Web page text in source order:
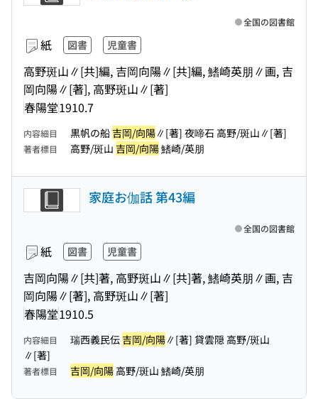
紙 図書 児童書
高野斑山∥[共]編, 吉岡向陽∥[共]編, 鰭崎英朋∥画, 吉
岡向陽∥[著], 高野斑山∥[著]
春陽堂1910.7
全国の図書館
内容細目 黒帆の船吉岡/向陽∥[著] 夜啼石 高野/斑山∥[著]
著者標目 高野/斑山 吉岡/向陽鰭崎/英朋
家庭お伽話 第43編
紙 図書 児童書
吉岡向陽∥[共]著, 高野斑山∥[共]著, 鰭崎英朋∥画, 吉
岡向陽∥[著], 高野斑山∥[著]
春陽堂1910.5
全国の図書館
内容細目 瑞西義民伝吉岡/向陽∥[著] 貸雲隠 高野/斑山
∥[著]
著者標目 吉岡/向陽 高野/斑山 鰭崎/英朋